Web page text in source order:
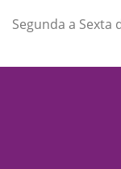
Segunda a Sexta